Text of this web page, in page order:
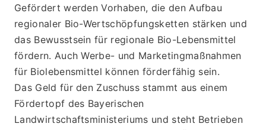
Gefördert werden Vorhaben, die den Aufbau
regionaler Bio-Wertschöpfungsketten stärken und
das Bewusstsein für regionale Bio-Lebensmittel
fördern. Auch Werbe- und Marketingmaßnahmen
für Biolebensmittel können förderfähig sein.
Das Geld für den Zuschuss stammt aus einem
Fördertopf des Bayerischen
Landwirtschaftsministeriums und steht Betrieben